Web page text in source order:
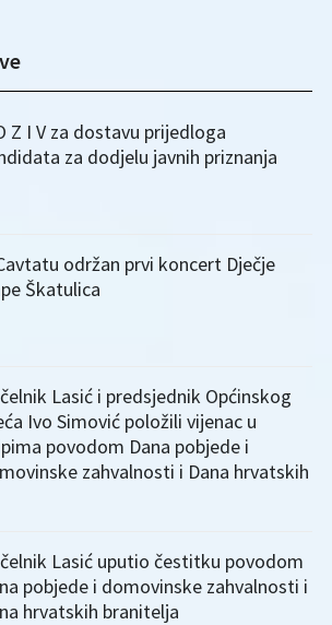
Z I V za dostavu prijedloga
za dodjelu javnih priznanja
održan prvi koncert Dječje
Škatulica
Lasić i predsjednik Općinskog
Ivo Simović položili vijenac u
povodom Dana pobjede i
zahvalnosti i Dana hrvatskih
Lasić uputio čestitku povodom
pobjede i domovinske zahvalnosti i
hrvatskih branitelja